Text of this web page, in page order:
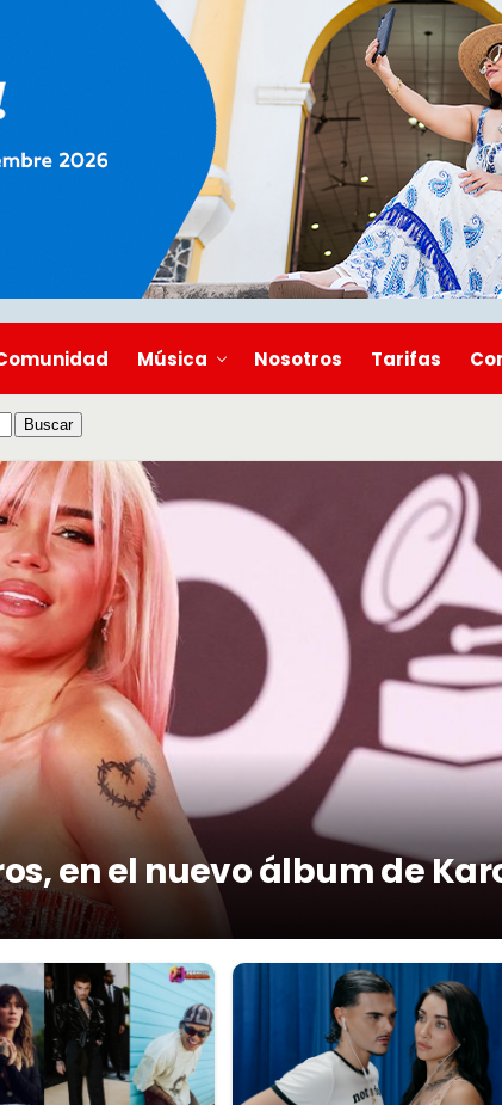
Música Nosotros Tarifas
en el nuevo álbum de